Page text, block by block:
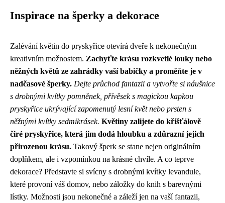
Inspirace na šperky a dekorace
Zalévání květin do pryskyřice otevírá dveře k nekonečným
kreativním možnostem. Zachyťte krásu rozkvetlé louky nebo
něžných květů ze zahrádky vaší babičky a proměňte je v
nadčasové šperky. Dejte průchod fantazii a vytvořte si náušnice
s drobnými kvítky pomněnek, přívěsek s magickou kapkou
pryskyřice ukrývající zapomenutý lesní květ nebo prsten s
něžnými kvítky sedmikrásek. Květiny zalijete do křišťálově
čiré pryskyřice, která jim dodá hloubku a zdůrazní jejich
přirozenou krásu. Takový šperk se stane nejen originálním
doplňkem, ale i vzpomínkou na krásné chvíle. A co teprve
dekorace? Představte si svícny s drobnými kvítky levandule,
které provoní váš domov, nebo záložky do knih s barevnými
lístky. Možnosti jsou nekonečné a záleží jen na vaší fantazii,